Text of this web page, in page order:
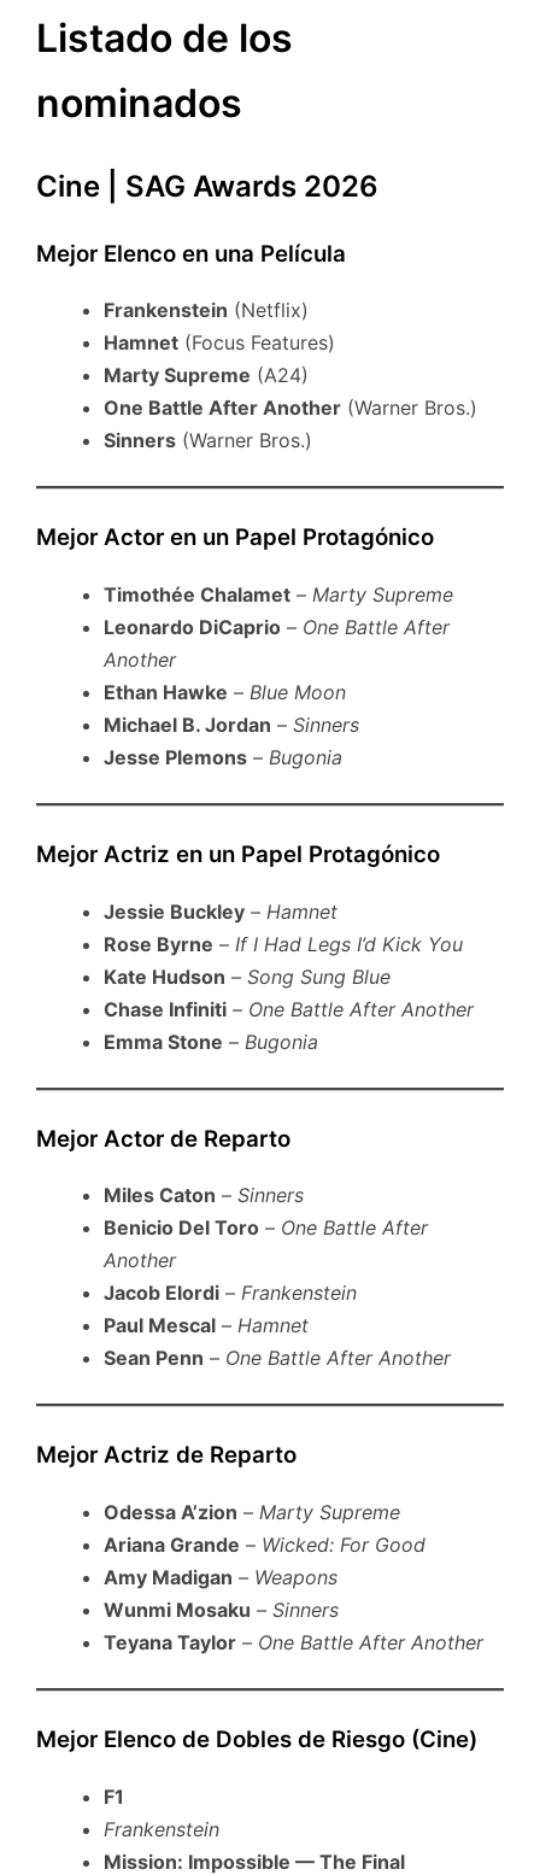
Listado de los
nominados
Cine | SAG Awards 2026
Mejor Elenco en una Película
Frankenstein (Netflix)
Hamnet (Focus Features)
Marty Supreme (A24)
One Battle After Another (Warner Bros.)
Sinners (Warner Bros.)
Mejor Actor en un Papel Protagónico
Timothée Chalamet – Marty Supreme
Leonardo DiCaprio – One Battle After
Another
Ethan Hawke – Blue Moon
Michael B. Jordan – Sinners
Jesse Plemons – Bugonia
Mejor Actriz en un Papel Protagónico
Jessie Buckley – Hamnet
Rose Byrne – If I Had Legs I’d Kick You
Kate Hudson – Song Sung Blue
Chase Infiniti – One Battle After Another
Emma Stone – Bugonia
Mejor Actor de Reparto
Miles Caton – Sinners
Benicio Del Toro – One Battle After
Another
Jacob Elordi – Frankenstein
Paul Mescal – Hamnet
Sean Penn – One Battle After Another
Mejor Actriz de Reparto
Odessa A’zion – Marty Supreme
Ariana Grande – Wicked: For Good
Amy Madigan – Weapons
Wunmi Mosaku – Sinners
Teyana Taylor – One Battle After Another
Mejor Elenco de Dobles de Riesgo (Cine)
F1
Frankenstein
Mission: Impossible — The Final